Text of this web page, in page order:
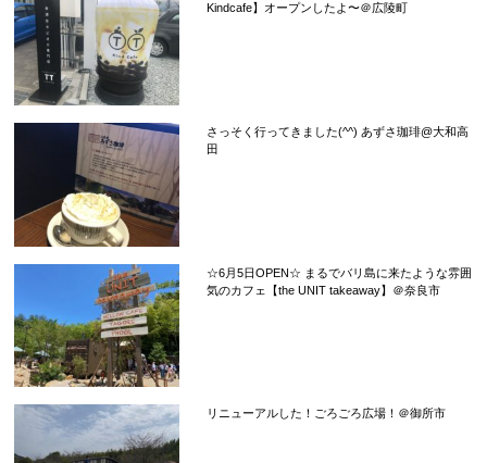
Kindcafe】オープンしたよ〜＠広陵町
さっそく行ってきました(^^) あずさ珈琲@大和高
田
☆6月5日OPEN☆ まるでバリ島に来たような雰囲
気のカフェ【the UNIT takeaway】＠奈良市
リニューアルした！ごろごろ広場！＠御所市